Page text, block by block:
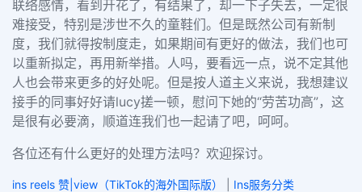
联络感情，看到开花了，有结果了，却一下子失去，一定很
难接受，特别是涉世不久的童鞋们。但是既然公司有新制
度，我们就得按制度走，如果期间有更好的做法，我们也可
以重新拟定，再用新举措。人吗，要看远一点，说不定其他
人也会带来更多的好处呢。但是按人道主义来说，我想建议
接手的同事好好请lucy搓一顿，慰问下她的“劳苦功高”，这
是很有必要滴，顺道连我们也一起请了吧，呵呵。
各位还有什么更好的处理方法吗？欢迎探讨。
ins reels 赞|view（TikTok的海外国际版） Ins服务分类